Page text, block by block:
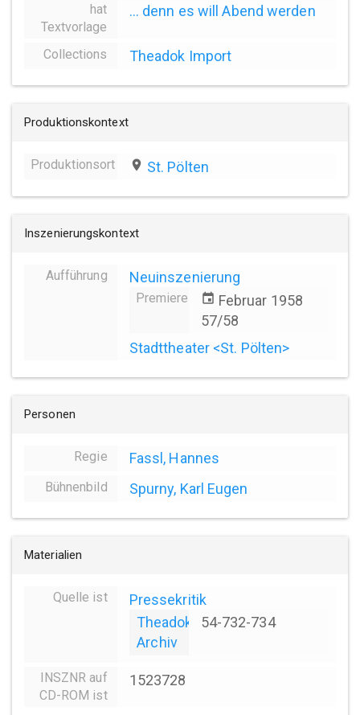
hat
Textvorlage
... denn es will Abend werden
Collections Theadok Import
Produktionskontext
Produktionsort place St. Pölten
Inszenierungskontext
Aufführung Neuinszenierung
Premiere event Februar 1958
57/58
Stadttheater <St. Pölten>
Personen
Regie Fassl, Hannes
Bühnenbild Spurny, Karl Eugen
Materialien
Quelle ist
Pressekritik
Theadok
Archiv
54-732-734
INSZNR auf
CD-ROM ist
1523728